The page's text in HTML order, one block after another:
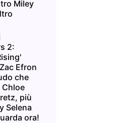
Miley
2:
Efron
che
più
Selena
ora!